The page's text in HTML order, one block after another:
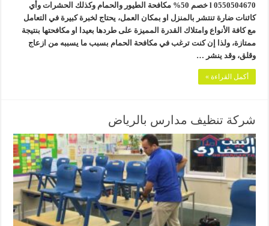
0550504670 l خصم 50% مكافحة الطيور والحمام وكذلك الحشرات وأي
كائنات ضارة تنتشر بالمنزل او بمكان العمل، يحتاج لخبرة كبيرة في التعامل
مع كافة الأنواع وامتلاك القدرة المميزة على طردها بعيدا او مكافحتها بنتيجة
ممتازة، ولذا إن كنت ترغب في مكافحة الحمام بسبب ما يسببه من ازعاج
وقلق، وقد ينشر …
أكمل القراءة »
شركة تنظيف مدارس بالرياض